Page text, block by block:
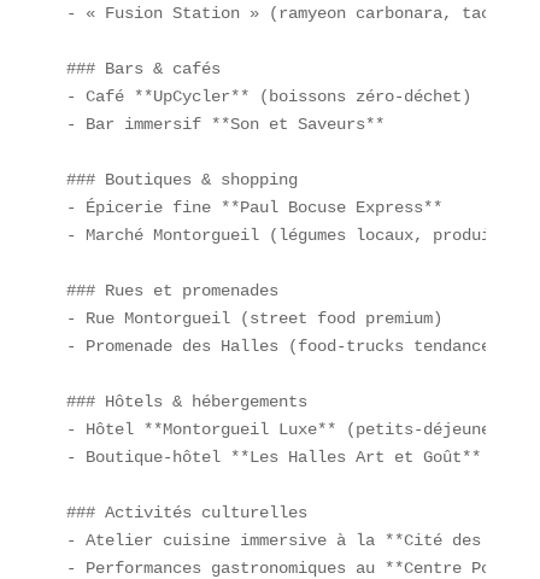
- « Fusion Station » (ramyeon carbonara, tacos
### Bars & cafés
- Café **UpCycler** (boissons zéro-déchet)
- Bar immersif **Son et Saveurs**
### Boutiques & shopping
- Épicerie fine **Paul Bocuse Express**
- Marché Montorgueil (légumes locaux, produits
### Rues et promenades
- Rue Montorgueil (street food premium)
- Promenade des Halles (food-trucks tendances)
### Hôtels & hébergements
- Hôtel **Montorgueil Luxe** (petits-déjeuners
- Boutique-hôtel **Les Halles Art et Goût**
### Activités culturelles
- Atelier cuisine immersive à la **Cité des
- Performances gastronomiques au **Centre